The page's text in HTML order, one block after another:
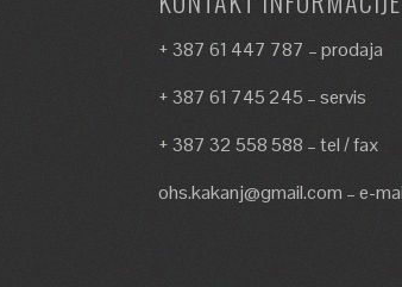
+ 387 61 447 787 – prodaja
+ 387 61 745 245 – servis
+ 387 32 558 588 – tel / fax
ohs.kakanj@gmail.com – e-